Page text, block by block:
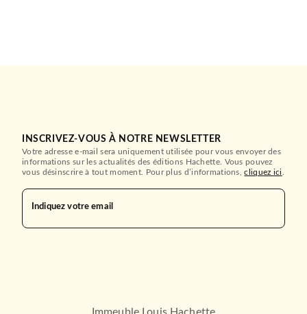
INSCRIVEZ-VOUS À NOTRE NEWSLETTER
Votre adresse e-mail sera uniquement utilisée pour vous envoyer des
informations sur les actualités des éditions Hachette. Vous pouvez
vous désinscrire à tout moment. Pour plus d’informations,cliquez ici.
Indiquez votre email
Immeuble Louis Hachette